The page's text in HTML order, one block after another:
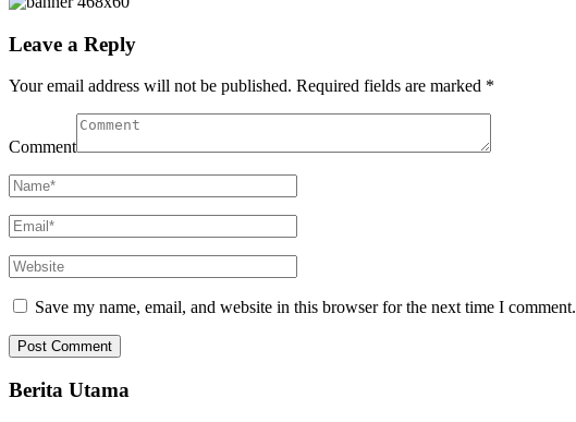
Leave a Reply
Your email address will not be published. Required fields are marked *
Comment
Save my name, email, and website in this browser for the next time I comment.
Berita Utama